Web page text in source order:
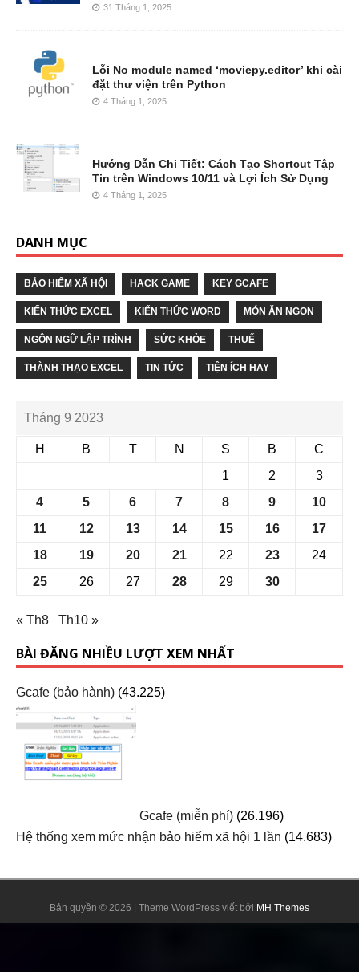
31 Tháng 1, 2025
Lỗi No module named ‘moviepy.editor’ khi cài
đặt thư viện trên Python
4 Tháng 1, 2025
Hướng Dẫn Chi Tiết: Cách Tạo Shortcut Tập
Tin trên Windows 10/11 và Lợi Ích Sử Dụng
4 Tháng 1, 2025
DANH MỤC
BẢO HIỂM XÃ HỘI HACK GAME KEY GCAFE
KIẾN THỨC EXCEL KIẾN THỨC WORD MÓN ĂN NGON
NGÔN NGỮ LẬP TRÌNH SỨC KHỎE THUẾ
THÀNH THẠO EXCEL TIN TỨC TIỆN ÍCH HAY
Tháng 9 2023
H B T N S B
C
1
2
3
4
5 6 7 8 9
10
11
12 13 14 15 16
17
18
19 20 21 22 23
24
25
26 27 28 29 30
« Th8 Th10 »
BÀI ĐĂNG NHIỀU LƯỢT XEM NHẤT
Gcafe (bảo hành) (43.225)
Gcafe (miễn phí) (26.196)
Hệ thống xem mức nhận bảo hiểm xã hội 1 lần (14.683)
Bản quyền © 2026 | Theme WordPress viết bởi MH Themes